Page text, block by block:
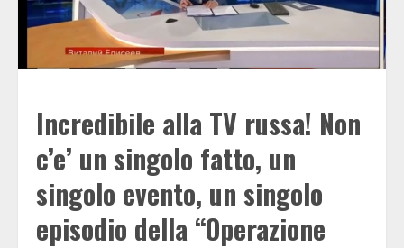
Incredibile alla TV russa! Non
c’e’ un singolo fatto, un
singolo evento, un singolo
episodio della “Operazione